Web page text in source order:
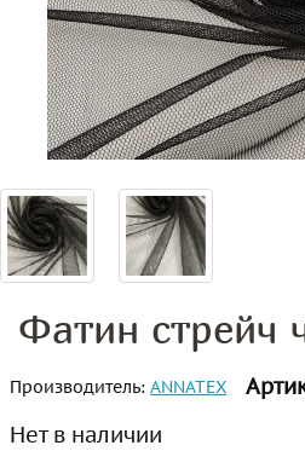
Фатин стрейч
Производитель: ANNATEX
Нет в наличии